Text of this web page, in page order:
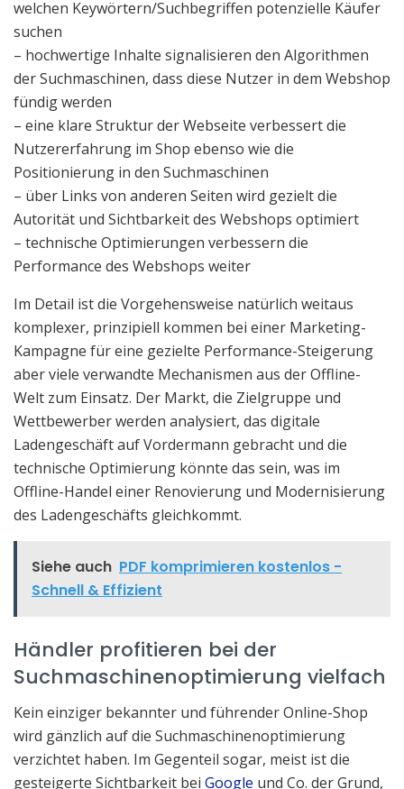
welchen Keywörtern/Suchbegriffen potenzielle Käufer
suchen
– hochwertige Inhalte signalisieren den Algorithmen
der Suchmaschinen, dass diese Nutzer in dem Webshop
fündig werden
– eine klare Struktur der Webseite verbessert die
Nutzererfahrung im Shop ebenso wie die
Positionierung in den Suchmaschinen
– über Links von anderen Seiten wird gezielt die
Autorität und Sichtbarkeit des Webshops optimiert
– technische Optimierungen verbessern die
Performance des Webshops weiter
Im Detail ist die Vorgehensweise natürlich weitaus
komplexer, prinzipiell kommen bei einer Marketing-
Kampagne für eine gezielte Performance-Steigerung
aber viele verwandte Mechanismen aus der Offline-
Welt zum Einsatz. Der Markt, die Zielgruppe und
Wettbewerber werden analysiert, das digitale
Ladengeschäft auf Vordermann gebracht und die
technische Optimierung könnte das sein, was im
Offline-Handel einer Renovierung und Modernisierung
des Ladengeschäfts gleichkommt.
Siehe auch PDF komprimieren kostenlos -
Schnell & Effizient
Händler profitieren bei der
Suchmaschinenoptimierung vielfach
Kein einziger bekannter und führender Online-Shop
wird gänzlich auf die Suchmaschinenoptimierung
verzichtet haben. Im Gegenteil sogar, meist ist die
gesteigerte Sichtbarkeit bei Google und Co. der Grund,